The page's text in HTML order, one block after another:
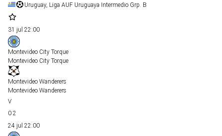
Uruguay, Liga AUF Uruguaya Intermedio Grp. B
31 jul 22:00
Montevideo City Torque
Montevideo City Torque
Montevideo Wanderers
Montevideo Wanderers
0 2
24 jul 22:00